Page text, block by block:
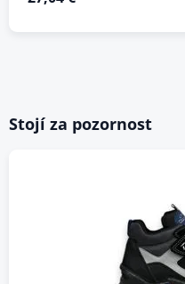
Stojí za pozornost